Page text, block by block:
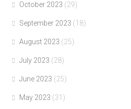
October 2023 (29)
September 2023 (18)
August 2023 (25)
July 2023 (28)
June 2023 (25)
May 2023 (31)